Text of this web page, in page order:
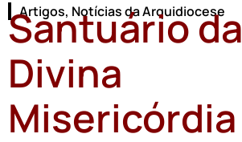
Artigos, Notícias da Arquidiocese
Santuário da
Divina
Misericórdia